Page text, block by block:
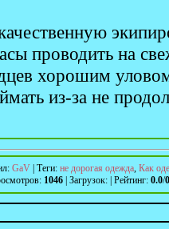
проводить на
хорошим
из-за не
: GaV Теги: не дорогая одежда, Как
: 1046 Загрузок: Рейтинг: 0.0/0